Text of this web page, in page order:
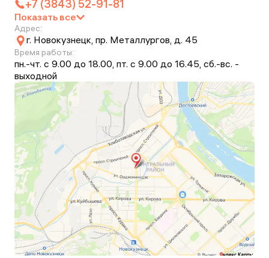
+7 (3843) 52-91-81
Показать все
Адрес:
г. Новокузнецк, пр. Металлургов, д. 45
Время работы:
пн.-чт. с 9.00 до 18.00, пт. с 9.00 до 16.45, сб.-вс. -
выходной